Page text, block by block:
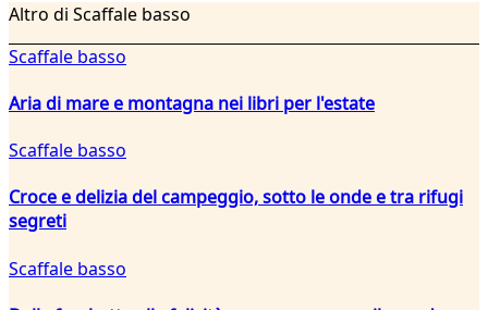
Altro di Scaffale basso
Scaffale basso
Aria di mare e montagna nei libri per l'estate
Scaffale basso
Croce e delizia del campeggio, sotto le onde e tra rifugi
segreti
Scaffale basso